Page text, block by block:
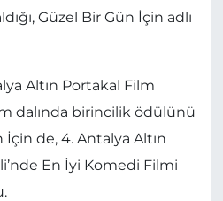
Güzel Bir Gün İçin adlı
Altın Portakal Film
dalında birincilik ödülünü
İçin de, 4. Antalya Altın
En İyi Komedi Filmi